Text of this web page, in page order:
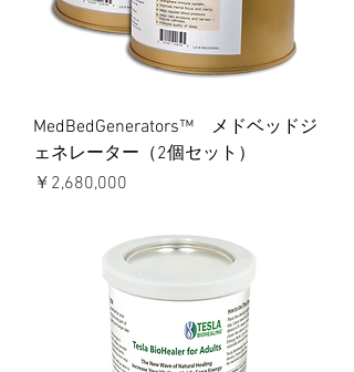
MedBedGenerators™ メドベッドジ
ェネレーター（2個セット）
価格
￥2,680,000